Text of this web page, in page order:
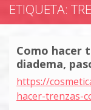
ETIQUETA:
Como hacer
diadema,
https://
hacer-trenzas-